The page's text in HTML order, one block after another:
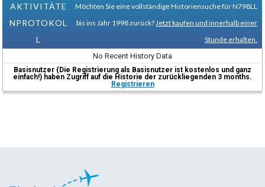
AKTIVITÄTE
NPROTOKOL
L
Möchten Sie eine vollständige Historiensuche für N798LL
bis ins Jahr 1998 zurück? Jetzt kaufen und innerhalb einer
Stunde erhalten.
No Recent History Data
Basisnutzer (Die Registrierung als Basisnutzer ist kostenlos und ganz
einfach!) haben Zugriff auf die Historie der zurückliegenden 3 months.
Registrieren